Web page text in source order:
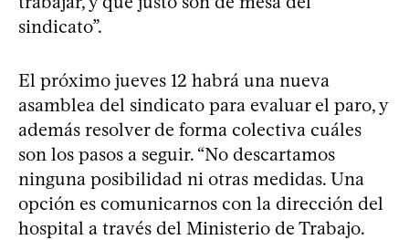
sindicato”.
El próximo jueves 12 habrá una nueva
asamblea del sindicato para evaluar el paro, y
además resolver de forma colectiva cuáles
son los pasos a seguir. “No descartamos
ninguna posibilidad ni otras medidas. Una
opción es comunicarnos con la dirección del
hospital a través del Ministerio de Trabajo.